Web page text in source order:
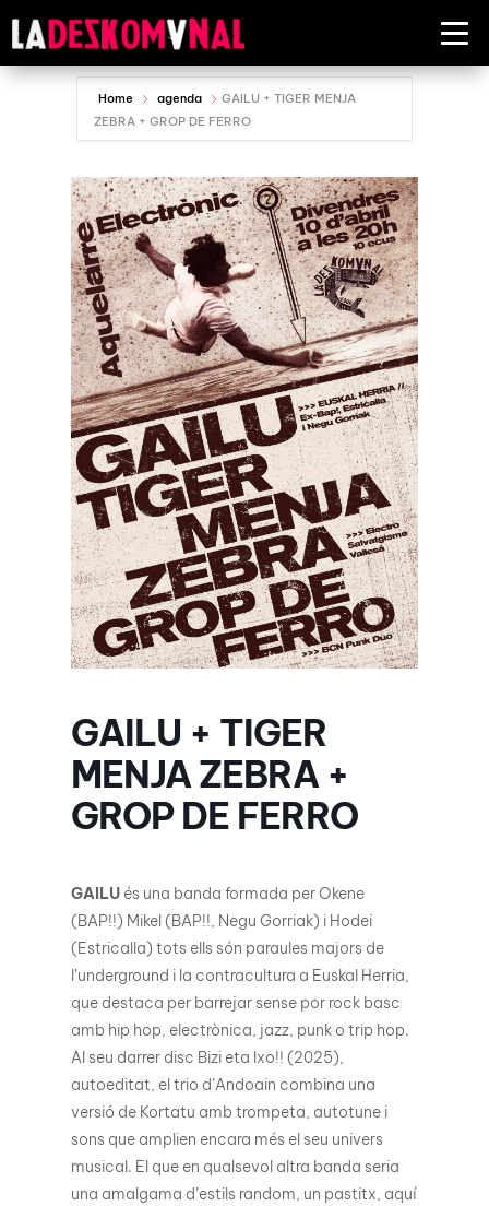
Home agenda
GAILU + TIGER MENJA
ZEBRA + GROP DE FERRO
GAILU + TIGER
MENJA ZEBRA +
GROP DE FERRO
GAILUés una banda formada per Okene
(BAP!!) Mikel (BAP!!, Negu Gorriak) i Hodei
(Estricalla) tots ells són paraules majors de
l’underground i la contracultura a Euskal Herria,
que destaca per barrejar sense por rock basc
amb hip hop, electrònica, jazz, punk o trip hop.
Al seu darrer disc Bizi eta Ixo!! (2025),
autoeditat, el trio d’Andoain combina una
versió de Kortatu amb trompeta, autotune i
sons que amplien encara més el seu univers
musical. El que en qualsevol altra banda seria
una amalgama d’estils random, un pastitx, aquí